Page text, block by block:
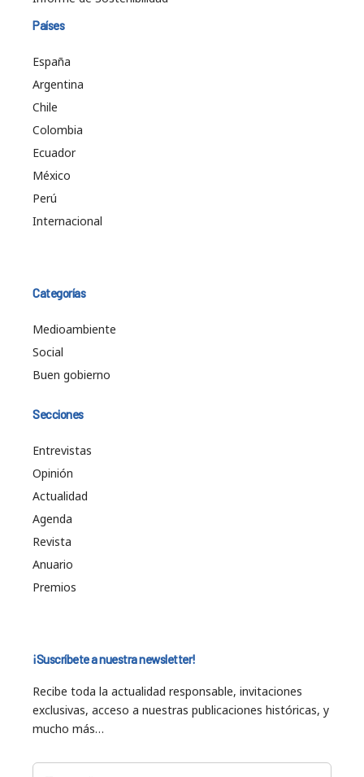
Países
España
Argentina
Chile
Colombia
Ecuador
México
Perú
Internacional
Categorías
Medioambiente
Social
Buen gobierno
Secciones
Entrevistas
Opinión
Actualidad
Agenda
Revista
Anuario
Premios
¡Suscríbete a nuestra newsletter!
Recibe toda la actualidad responsable, invitaciones
exclusivas, acceso a nuestras publicaciones históricas, y
mucho más…